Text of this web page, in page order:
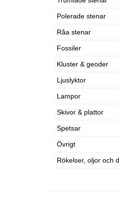
Polerade stenar
Råa stenar
Fossiler
Kluster & geoder
Ljuslyktor
Lampor
Skivor & plattor
Spetsar
Övrigt
Rökelser, oljor och